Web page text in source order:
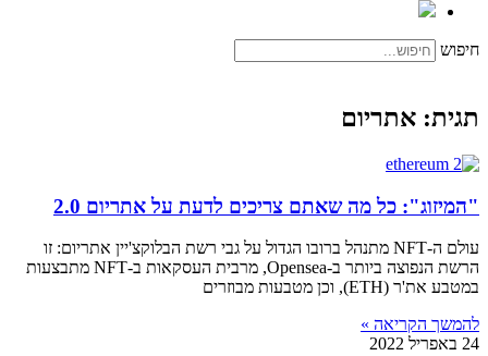
חיפוש
תגית: אתריום
"המיזוג": כל מה שאתם צריכים לדעת על אתריום 2.0
עולם ה-NFT מתנהל ברובו הגדול על גבי רשת הבלוקצ'יין אתריום: זו
הרשת הנפוצה ביותר ב-Opensea, מרבית העסקאות ב-NFT מתבצעות
במטבע את'ר (ETH), וכן מטבעות מבוזרים
להמשך הקריאה »
24 באפריל 2022